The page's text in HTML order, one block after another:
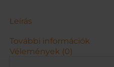
n
y
i
Leírás
További információk
Vélemények (0)